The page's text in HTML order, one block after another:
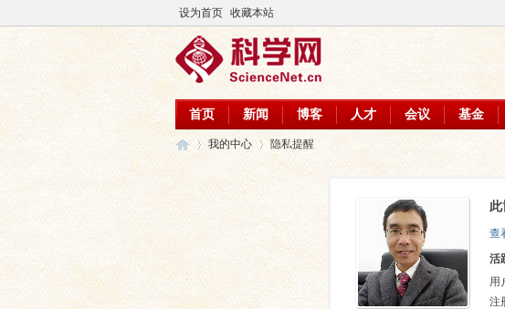
设为首页 收藏本站
首页 新闻 博客 人才 会议 基金
›
我的中心 隐私提醒
查
活
用
注